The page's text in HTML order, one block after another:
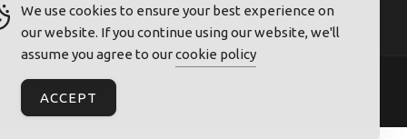
We use cookies to ensure your best experience on
our website. If you continue using our website, we'll
assume you agree to ourcookie policy
ACCEPT